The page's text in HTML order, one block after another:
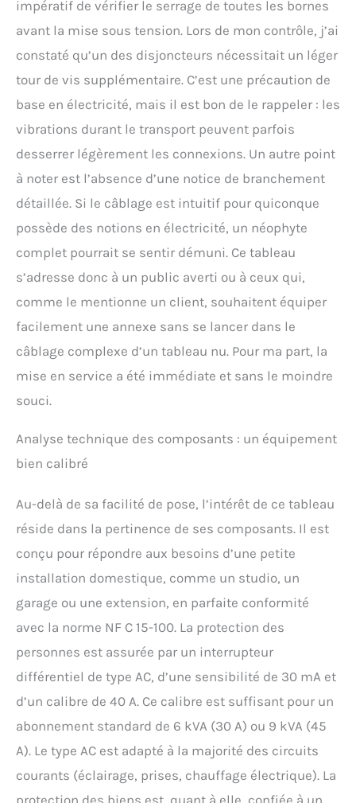
impératif de vérifier le serrage de toutes les bornes
avant la mise sous tension. Lors de mon contrôle, j’ai
constaté qu’un des disjoncteurs nécessitait un léger
tour de vis supplémentaire. C’est une précaution de
base en électricité, mais il est bon de le rappeler : les
vibrations durant le transport peuvent parfois
desserrer légèrement les connexions. Un autre point
à noter est l’absence d’une notice de branchement
détaillée. Si le câblage est intuitif pour quiconque
possède des notions en électricité, un néophyte
complet pourrait se sentir démuni. Ce tableau
s’adresse donc à un public averti ou à ceux qui,
comme le mentionne un client, souhaitent équiper
facilement une annexe sans se lancer dans le
câblage complexe d’un tableau nu. Pour ma part, la
mise en service a été immédiate et sans le moindre
souci.
Analyse technique des composants : un équipement
bien calibré
Au-delà de sa facilité de pose, l’intérêt de ce tableau
réside dans la pertinence de ses composants. Il est
conçu pour répondre aux besoins d’une petite
installation domestique, comme un studio, un
garage ou une extension, en parfaite conformité
avec la norme NF C 15-100. La protection des
personnes est assurée par un interrupteur
différentiel de type AC, d’une sensibilité de 30 mA et
d’un calibre de 40 A. Ce calibre est suffisant pour un
abonnement standard de 6 kVA (30 A) ou 9 kVA (45
A). Le type AC est adapté à la majorité des circuits
courants (éclairage, prises, chauffage électrique). La